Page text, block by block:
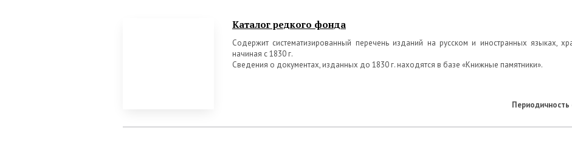
Каталог редкого фонда
Содержит систематизированный перечень изданий на русском и иностранных языках,
начиная с 1830 г.
Сведения о документах, изданных до 1830 г. находятся в базе «Книжные памятники».
Периодичность